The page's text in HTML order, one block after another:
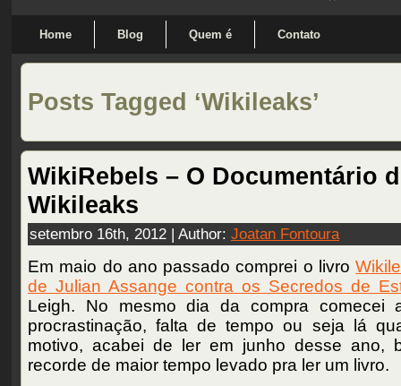
Home Blog Quem é Contato
Posts Tagged ‘Wikileaks’
WikiRebels – O Documentário
Wikileaks
setembro 16th, 2012 | Author: Joatan Fontoura
Em maio do ano passado comprei o livro
de Julian Assange contra os Secredos de
Leigh. No mesmo dia da compra comecei
procrastinação, falta de tempo ou seja lá
motivo, acabei de ler em junho desse ano,
recorde de maior tempo levado pra ler um livro.